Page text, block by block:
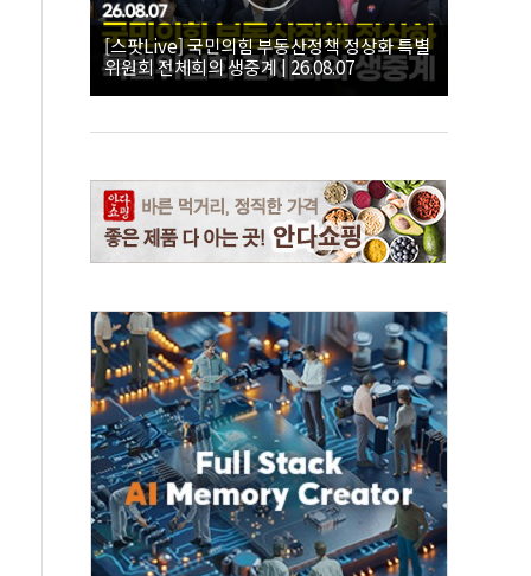
[스팟Live] 국민의힘 부동산정책 정상화 특별
위원회 전체회의 생중계 | 26.08.07